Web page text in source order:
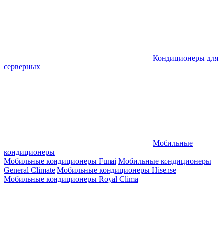
Кондиционеры для
серверных
Мобильные
кондиционеры
Мобильные кондиционеры Funai Мобильные кондиционеры
General Climate Мобильные кондиционеры Hisense
Мобильные кондиционеры Royal Clima